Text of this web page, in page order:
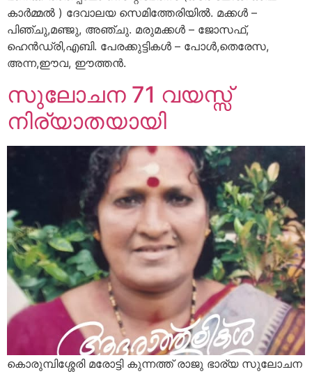
കാർമ്മൽ ) ദേവാലയ സെമിത്തേരിയിൽ. മക്കൾ –
പിഞ്ചു,മഞ്ജു, അഞ്ചു. മരുമക്കൾ – ജോസഫ്,
ഹെൻഡ്രി,എബി. പേരക്കുട്ടികൾ – പോൾ,തെരേസ,
അന്ന,ഈവ, ഈത്തൻ.
സുലോചന 71 വയസ്സ്
നിര്യാതയായി
കൊരുമ്പിശ്ശേരി മരോട്ടി കുന്നത്ത് രാജു ഭാര്യ സുലോചന